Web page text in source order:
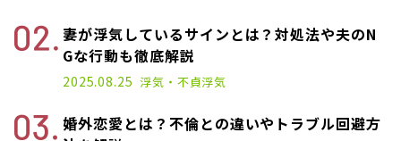
妻が浮気しているサインとは？対処法や夫のN
Gな行動も徹底解説
2025.01.17
2025.08.25 浮気・不貞浮気
婚外恋愛とは？不倫との違いやトラブル回避方